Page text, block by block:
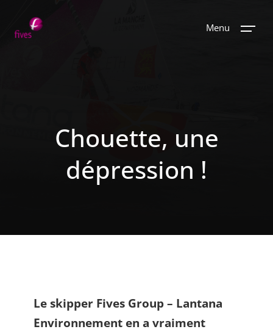
Menu
Chouette, une
dépression !
Le skipper Fives Group – Lantana
Environnement en a vraiment